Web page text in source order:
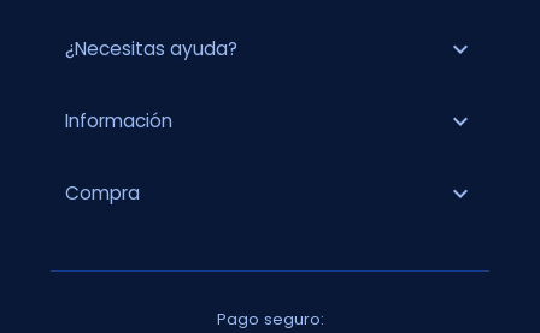
¿Necesitas ayuda? expand_more
Información expand_more
Compra expand_more
Pago seguro: